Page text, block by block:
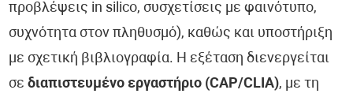
προβλέψεις in silico, συσχετίσεις με φαινότυπο,
συχνότητα στον πληθυσμό), καθώς και υποστήριξη
με σχετική βιβλιογραφία. Η εξέταση διενεργείται
σεδιαπιστευμένο εργαστήριο (CAP/CLIA), με τη